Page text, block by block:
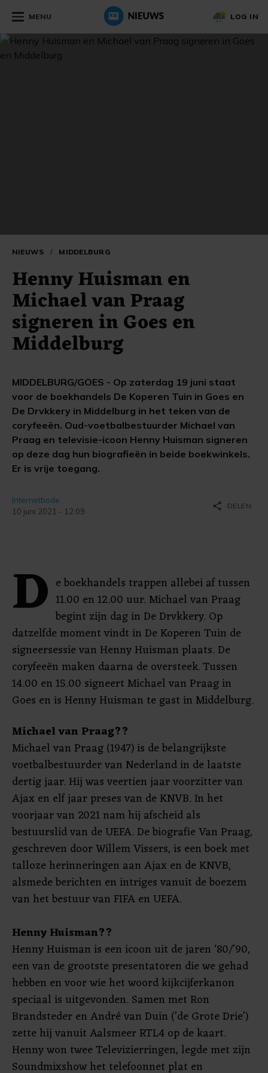
MENU LOG IN
NIEUWS / MIDDELBURG
Henny Huisman en
Michael van Praag
signeren in Goes en
Middelburg
MIDDELBURG/GOES - Op zaterdag 19 juni staat
voor de boekhandels De Koperen Tuin in Goes en
De Drvkkery in Middelburg in het teken van de
coryfeeën. Oud-voetbalbestuurder Michael van
Praag en televisie-icoon Henny Huisman signeren
op deze dag hun biografieën in beide boekwinkels.
Er is vrije toegang.
Internetbode
10 juni 2021 - 12:09
share DELEN
D e boekhandels trappen allebei af tussen
11.00 en 12.00 uur. Michael van Praag
begint zijn dag in De Drvkkery. Op
datzelfde moment vindt in De Koperen Tuin de
signeersessie van Henny Huisman plaats. De
coryfeeën maken daarna de oversteek. Tussen
14.00 en 15.00 signeert Michael van Praag in
Goes en is Henny Huisman te gast in Middelburg.
Michael van Praag??
Michael van Praag (1947) is de belangrijkste
voetbalbestuurder van Nederland in de laatste
dertig jaar. Hij was veertien jaar voorzitter van
Ajax en elf jaar preses van de KNVB. In het
voorjaar van 2021 nam hij afscheid als
bestuurslid van de UEFA. De biografie Van Praag,
geschreven door Willem Vissers, is een boek met
talloze herinneringen aan Ajax en de KNVB,
alsmede berichten en intriges vanuit de boezem
van het bestuur van FIFA en UEFA.
Henny Huisman??
Henny Huisman is een icoon uit de jaren ‘80/’90,
een van de grootste presentatoren die we gehad
hebben en voor wie het woord kijkcijferkanon
speciaal is uitgevonden. Samen met Ron
Brandsteder en André van Duin (’de Grote Drie’)
zette hij vanuit Aalsmeer RTL4 op de kaart.
Henny won twee Televizierringen, legde met zijn
Soundmixshow het telefoonnet plat en